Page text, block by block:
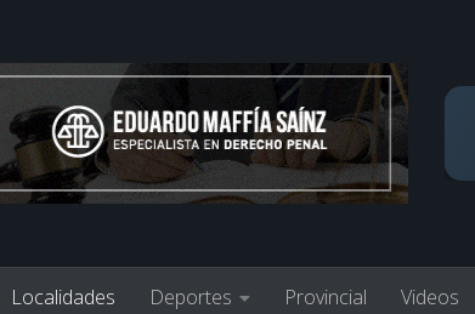
Localidades Deportes Provincial Videos